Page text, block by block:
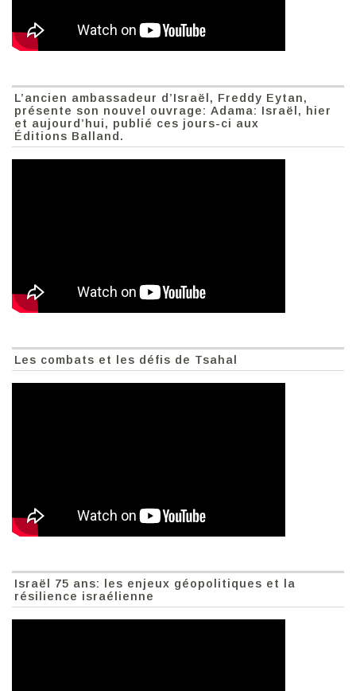
L’ancien ambassadeur d’Israël, Freddy Eytan,
présente son nouvel ouvrage: Adama: Israël, hier
et aujourd’hui, publié ces jours-ci aux
Éditions Balland.
Les combats et les défis de Tsahal
Israël 75 ans: les enjeux géopolitiques et la
résilience israélienne